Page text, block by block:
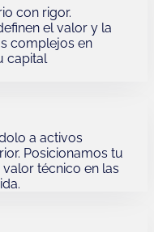
con rigor.
el valor y la
complejos en
capital
a activos
Posicionamos tu
técnico en las